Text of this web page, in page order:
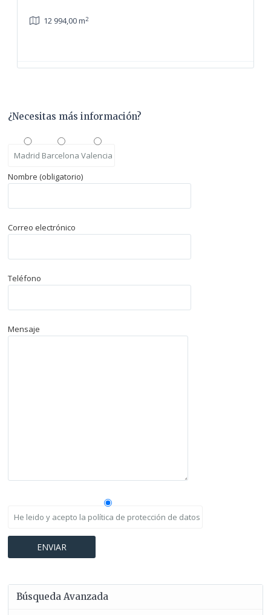
12 994,00 m2
¿Necesitas más información?
Madrid Barcelona Valencia
Nombre (obligatorio)
Correo electrónico
Teléfono
Mensaje
He leido y acepto la política de protección de datos
Búsqueda Avanzada